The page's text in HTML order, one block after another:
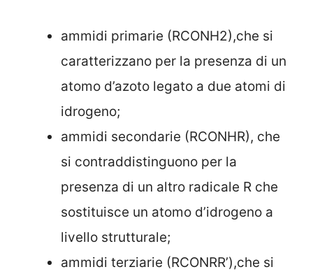
ammidi primarie (RCONH2),che si
caratterizzano per la presenza di un
atomo d’azoto legato a due atomi di
idrogeno;
ammidi secondarie (RCONHR), che
si contraddistinguono per la
presenza di un altro radicale R che
sostituisce un atomo d’idrogeno a
livello strutturale;
ammidi terziarie (RCONRR’),che si